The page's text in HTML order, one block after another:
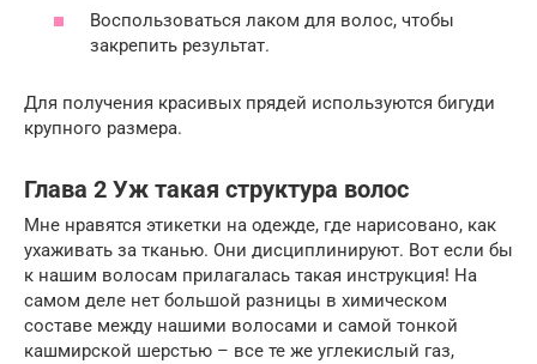
Воспользоваться лаком для волос, чтобы
закрепить результат.
Для получения красивых прядей используются бигуди
крупного размера.
Глава 2 Уж такая структура волос
Мне нравятся этикетки на одежде, где нарисовано, как
ухаживать за тканью. Они дисциплинируют. Вот если бы
к нашим волосам прилагалась такая инструкция! На
самом деле нет большой разницы в химическом
составе между нашими волосами и самой тонкой
кашмирской шерстью – все те же углекислый газ,